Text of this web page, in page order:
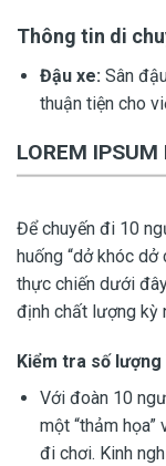
Thông tin di
Đậu xe: Sân
thuận tiện cho
LOREM IPSUM
Để chuyến đi 10
huống “dở khóc
thực chiến dưới
định chất lượng kỳ
Kiểm tra số
Với đoàn 10
một “thảm
đi chơi. Kinh